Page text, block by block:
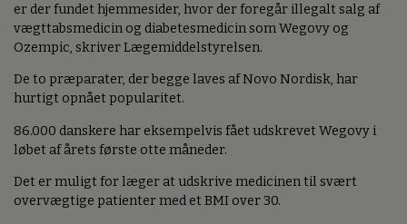
er der fundet hjemmesider, hvor der foregår illegalt salg af
vægttabsmedicin og diabetesmedicin som Wegovy og
Ozempic, skriver Lægemiddelstyrelsen.
De to præparater, der begge laves af Novo Nordisk, har
hurtigt opnået popularitet.
86.000 danskere har eksempelvis fået udskrevet Wegovy i
løbet af årets første otte måneder.
Det er muligt for læger at udskrive medicinen til svært
overvægtige patienter med et BMI over 30.